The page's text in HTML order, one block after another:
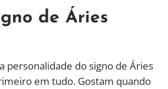
de Áries
personalidade do signo de Áries
em tudo. Gostam quando